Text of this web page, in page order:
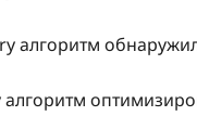
алгоритм